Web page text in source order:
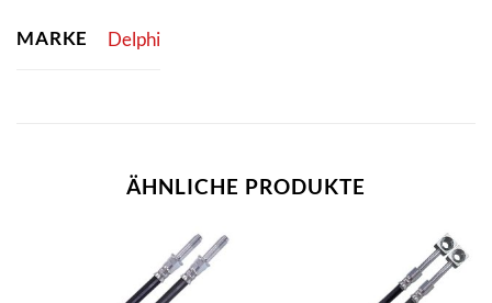
MARKE Delphi
ÄHNLICHE PRODUKTE